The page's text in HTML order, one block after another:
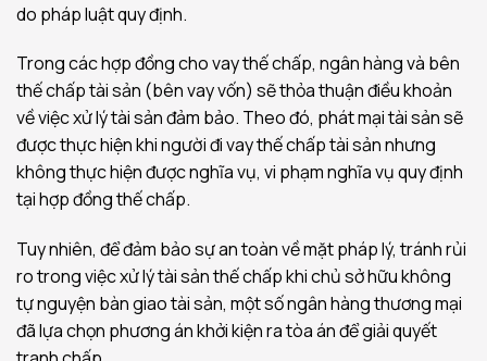
do pháp luật quy định.
Trong các hợp đồng cho vay thế chấp, ngân hàng và bên
thế chấp tài sản (bên vay vốn) sẽ thỏa thuận điều khoản
về việc xử lý tài sản đảm bảo. Theo đó, phát mại tài sản sẽ
được thực hiện khi người đi vay thế chấp tài sản nhưng
không thực hiện được nghĩa vụ, vi phạm nghĩa vụ quy định
tại hợp đồng thế chấp.
Tuy nhiên, để đảm bảo sự an toàn về mặt pháp lý, tránh rủi
ro trong việc xử lý tài sản thế chấp khi chủ sở hữu không
tự nguyện bàn giao tài sản, một số ngân hàng thương mại
đã lựa chọn phương án khởi kiện ra tòa án để giải quyết